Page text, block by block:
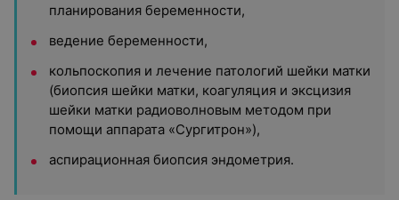
планирования беременности,
ведение беременности,
кольпоскопия и лечение патологий шейки матки
(биопсия шейки матки, коагуляция и эксцизия
шейки матки радиоволновым методом при
помощи аппарата «Сургитрон»),
аспирационная биопсия эндометрия.